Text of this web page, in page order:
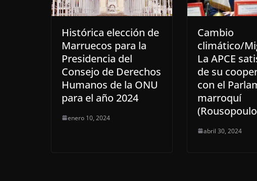
Histórica elección de
Marruecos para la
Presidencia del
Consejo de Derechos
Humanos de la ONU
para el año 2024
enero 10, 2024
Cambio
climático/
La APCE
de su
con el
marroquí
abril 30, 2024